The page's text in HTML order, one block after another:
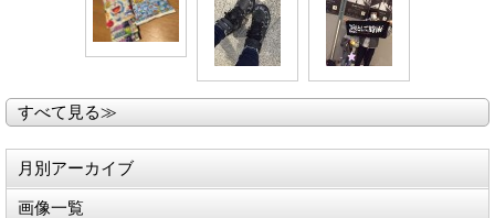
すべて見る≫
月別アーカイブ
画像一覧